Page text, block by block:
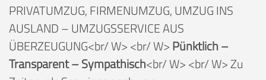
PRIVATUMZUG, FIRMENUMZUG, UMZUG INS
AUSLAND – UMZUGSSERVICE AUS
ÜBERZEUGUNG<br/ W> <br/ W>Pünktlich –
Transparent – Sympathisch<br/ W> <br/ W> Zu